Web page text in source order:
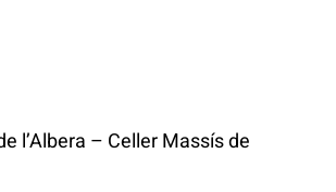
l’Albera – Celler Massís de